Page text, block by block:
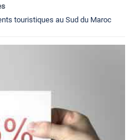
touristiques au Sud du Maroc